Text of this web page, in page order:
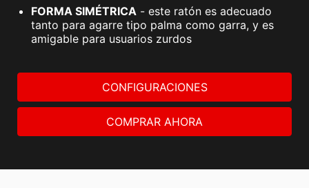
FORMA SIMÉTRICA - este ratón es adecuado
tanto para agarre tipo palma como garra, y es
amigable para usuarios zurdos
CONFIGURACIONES
COMPRAR AHORA